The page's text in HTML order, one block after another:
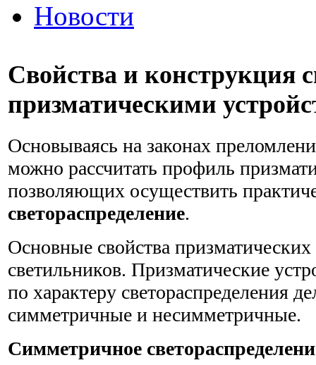
Новости
Свойства и конструкция
призматическими
Основываясь на законах
можно рассчитать профиль
позволяющих осуществить
светораспределение.
Основные свойства призматических
светильников. Призматические
по характеру светораспределения
симметричные и несимметричные.
Симметричное